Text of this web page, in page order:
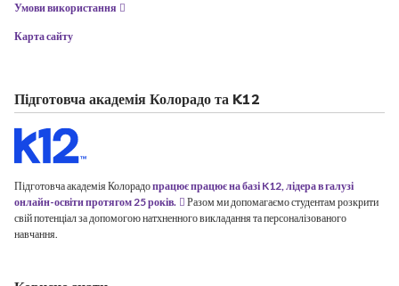
Умови використання
Карта сайту
Підготовча академія Колорадо та K12
Підготовча академія Колорадопрацює працює на базі K12, лідера в галузі
онлайн-освіти протягом 25 років.
Разом ми допомагаємо студентам розкрити
свій потенціал за допомогою натхненного викладання та персоналізованого
навчання.